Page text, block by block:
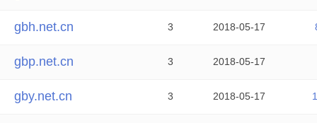
gbh.net.cn 3 2018-05-17
gbp.net.cn 3 2018-05-17
gby.net.cn 3 2018-05-17